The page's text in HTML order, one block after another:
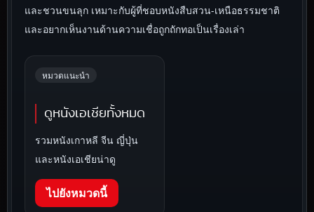
และชวนขนลุก เหมาะกับผู้ที่ชอบหนังสืบสวน-เหนือธรรมชาติ
และอยากเห็นงานด้านความเชื่อถูกถักทอเป็นเรื่องเล่า
หมวดแนะนำ
ดูหนังเอเชียทั้งหมด
รวมหนังเกาหลี จีน ญี่ปุ่น
และหนังเอเชียน่าดู
ไปยังหมวดนี้